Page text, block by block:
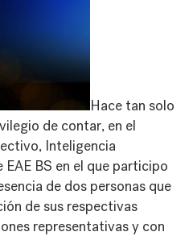
Hace tan solo
de contar, en el
Inteligencia
BS en el que participo
de dos personas que
de sus respectivas
representativas y con